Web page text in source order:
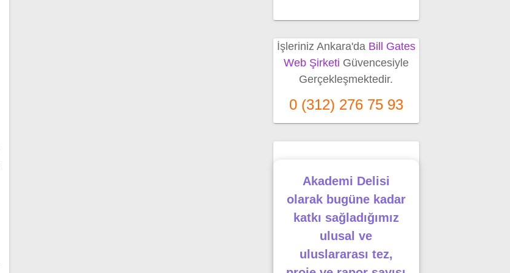
İşleriniz Ankara'da Bill Gates
Web Şirketi Güvencesiyle
Gerçekleşmektedir.
0 (312) 276 75 93
Akademi Delisi
olarak bugüne kadar
katkı sağladığımız
ulusal ve
uluslararası tez,